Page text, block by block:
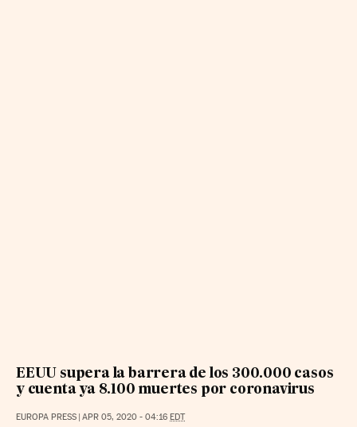
EEUU supera la barrera de los 300.000 casos
y cuenta ya 8.100 muertes por coronavirus
EUROPA PRESS APR 05, 2020 - 04:16 EDT